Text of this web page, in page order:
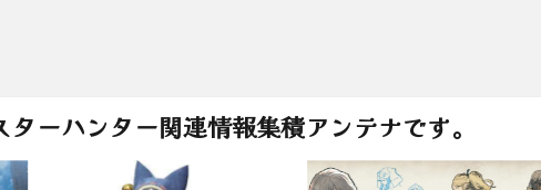
ーハンター関連情報集積アンテナです。